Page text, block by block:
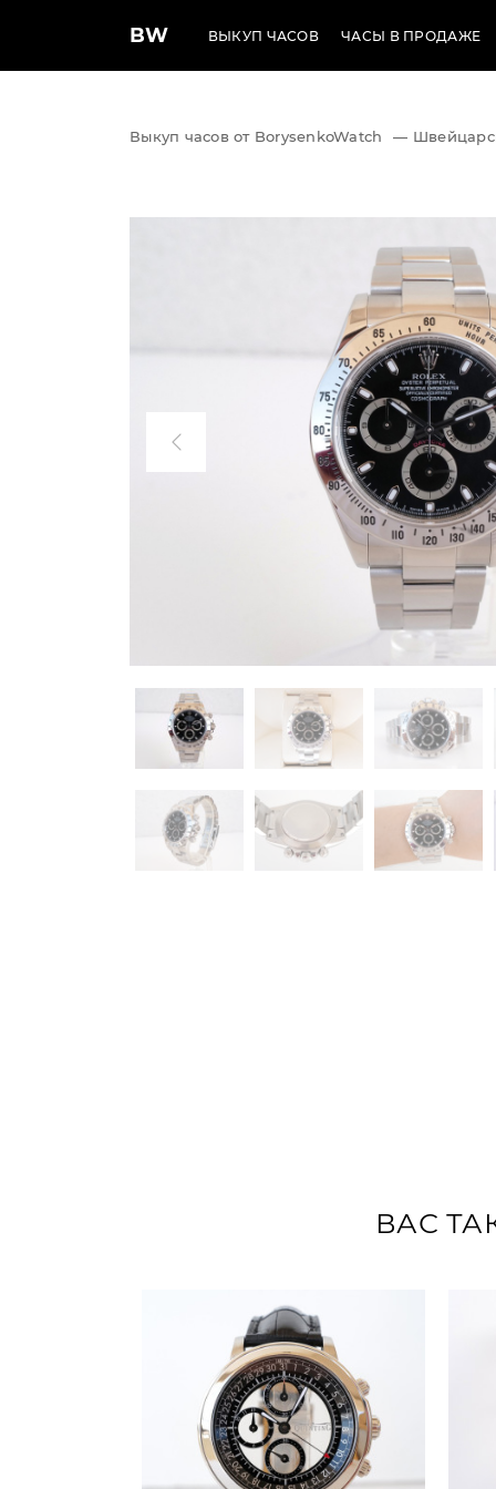
BW ВЫКУП ЧАСОВ ЧАСЫ В ПРОДАЖЕ
Выкуп часов от BorysenkoWatch —
ВАС